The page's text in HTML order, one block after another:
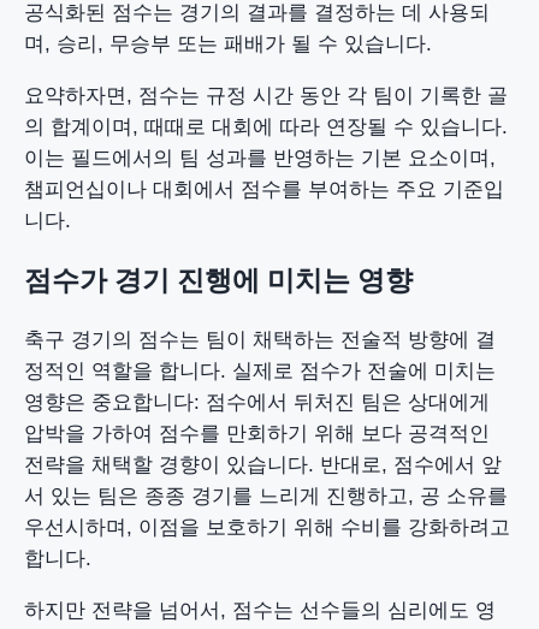
공식화된 점수는 경기의 결과를 결정하는 데 사용되
며, 승리, 무승부 또는 패배가 될 수 있습니다.
요약하자면, 점수는 규정 시간 동안 각 팀이 기록한 골
의 합계이며, 때때로 대회에 따라 연장될 수 있습니다.
이는 필드에서의 팀 성과를 반영하는 기본 요소이며,
챔피언십이나 대회에서 점수를 부여하는 주요 기준입
니다.
점수가 경기 진행에 미치는 영향
축구 경기의 점수는 팀이 채택하는 전술적 방향에 결
정적인 역할을 합니다. 실제로 점수가 전술에 미치는
영향은 중요합니다: 점수에서 뒤처진 팀은 상대에게
압박을 가하여 점수를 만회하기 위해 보다 공격적인
전략을 채택할 경향이 있습니다. 반대로, 점수에서 앞
서 있는 팀은 종종 경기를 느리게 진행하고, 공 소유를
우선시하며, 이점을 보호하기 위해 수비를 강화하려고
합니다.
하지만 전략을 넘어서, 점수는 선수들의 심리에도 영